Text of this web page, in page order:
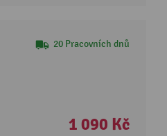
20 Pracovních dnů
1 090 Kč